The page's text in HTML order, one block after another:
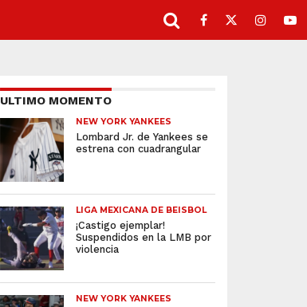
ULTIMO MOMENTO
NEW YORK YANKEES
Lombard Jr. de Yankees se
estrena con cuadrangular
LIGA MEXICANA DE BEISBOL
¡Castigo ejemplar!
Suspendidos en la LMB por
violencia
NEW YORK YANKEES